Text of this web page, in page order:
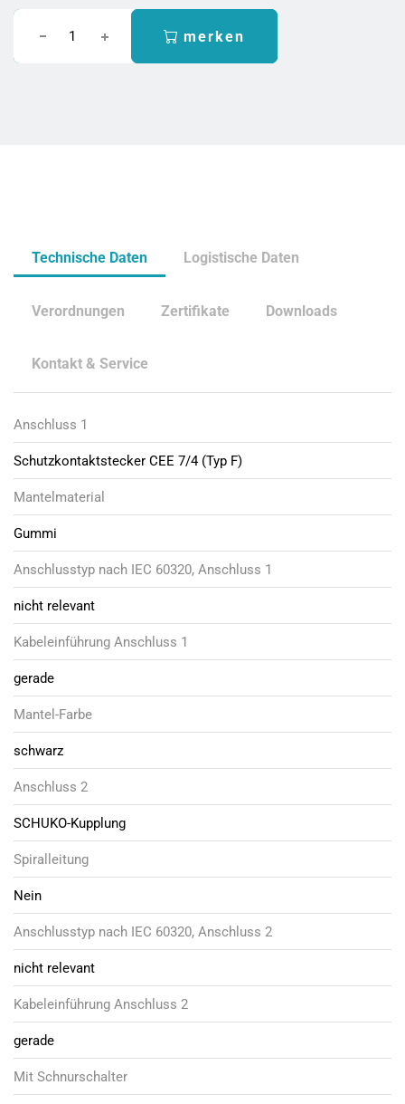
merken
Technische Daten Logistische Daten
Verordnungen Zertifikate Downloads
Kontakt & Service
Anschluss 1
Schutzkontaktstecker CEE 7/4 (Typ F)
Mantelmaterial
Gummi
Anschlusstyp nach IEC 60320, Anschluss 1
nicht relevant
Kabeleinführung Anschluss 1
gerade
Mantel-Farbe
schwarz
Anschluss 2
SCHUKO-Kupplung
Spiralleitung
Nein
Anschlusstyp nach IEC 60320, Anschluss 2
nicht relevant
Kabeleinführung Anschluss 2
gerade
Mit Schnurschalter